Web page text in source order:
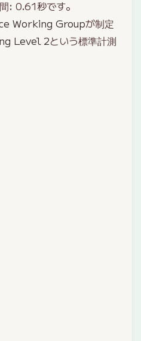
: 0.61秒です。
Working Groupが制定
Level 2という標準計測